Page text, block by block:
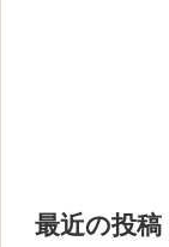
最近の投稿